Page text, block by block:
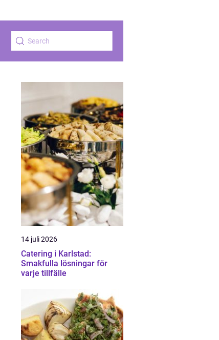
14 juli 2026
Catering i Karlstad:
Smakfulla lösningar för
varje tillfälle